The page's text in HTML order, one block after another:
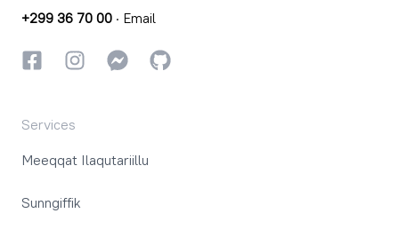
+299 36 70 00 · Email
FacebookkiInstagrammiInstagrammi
GitHub
Services
Meeqqat Ilaqutariillu
Sunngiffik